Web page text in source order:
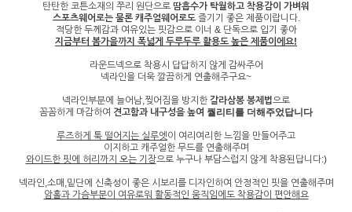
탄탄한 코튼소재의 쭈리 원단으로 땀흡수가 탁월하고 착용감이 가벼워
스포츠웨어로는 물론 캐주얼웨어로도즐기기 좋은 제품이랍니다.
적당한 두께감과 여유있는 핏감으로 이너 & 단독으로 입기 좋아
지금부터 봄가을까지 폭넓게 두루두루 활용도 높은 제품이에요!
라운드넥으로 착용시 답답하지 않게 감싸주어
넥라인을 더욱 깔끔하게 연출해주구요~
넥라인부분에 늘어남,찢어짐을 방지한 갈라삼봉 봉제법으로
꼼꼼하게 마감하여 견고함과 내구성을 높여 퀄리티를 더해주었답니다
루즈하게 툭 떨어지는 실루엣이 여리여리한 느낌을 만들어주고
이지하고 캐주얼한 무드를 연출해주며
와이드한 핏에 허리까지 오는 기장으로 누구나 부담스럽지 않게 착용된답니다:)
넥라인,소매,밑단에 신축성이 좋은 시보리를 디자인하여 안정적인 핏을 연출해주며
암홀과 가슴부분이 여유로워 활동적인 움직임에도 착용감이 편안해요